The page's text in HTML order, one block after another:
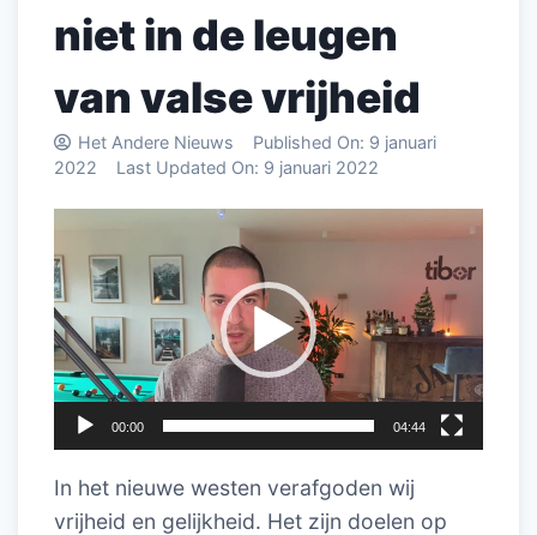
niet in de leugen
van valse vrijheid
Het Andere Nieuws Published On: 9 januari
2022
Last Updated On: 9 januari 2022
00:00 04:44
In het nieuwe westen verafgoden wij
vrijheid en gelijkheid. Het zijn doelen op